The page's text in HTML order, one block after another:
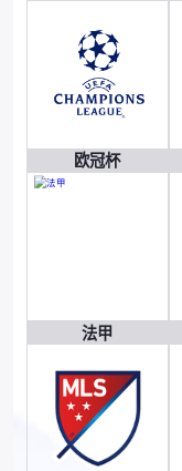
欧冠杯
法甲